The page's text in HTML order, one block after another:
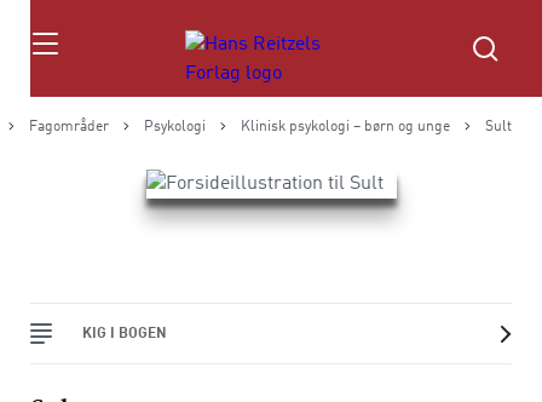
Søg
Fagområder Psykologi Klinisk psykologi – børn og unge Sult
KIG I BOGEN